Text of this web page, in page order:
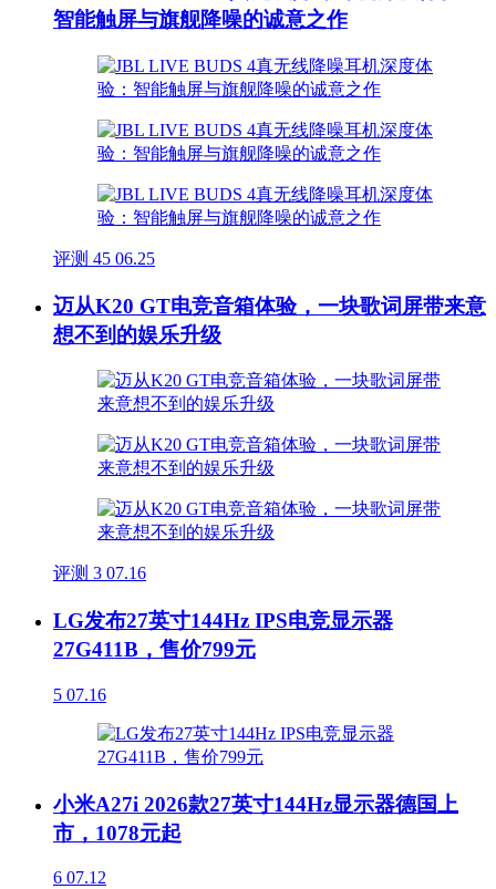
智能触屏与旗舰降噪的诚意之作
评测 45 06.25
迈从K20 GT电竞音箱体验，一块歌词屏带来意
想不到的娱乐升级
评测 3 07.16
LG发布27英寸144Hz IPS电竞显示器
27G411B，售价799元
5 07.16
小米A27i 2026款27英寸144Hz显示器德国上
市，1078元起
6 07.12